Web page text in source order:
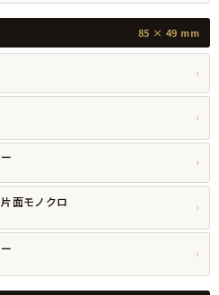
85 × 49 mm
›
›
›
面モノクロ ›
›